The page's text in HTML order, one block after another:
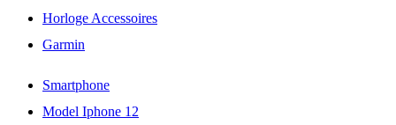
Horloge Accessoires
Garmin
Smartphone
Model Iphone 12